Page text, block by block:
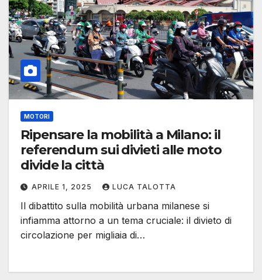
MOTORI
Ripensare la mobilità a Milano: il
referendum sui divieti alle moto
divide la città
APRILE 1, 2025 LUCA TALOTTA
Il dibattito sulla mobilità urbana milanese si
infiamma attorno a un tema cruciale: il divieto di
circolazione per migliaia di…